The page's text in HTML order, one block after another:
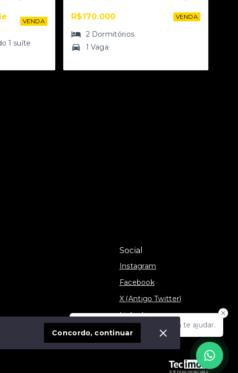
VENDA
1 suíte
R$170.000 VENDA
2 Dormitórios
1 Vaga
Olá! Estamos disponíveis para te ajudar.
Social
Instagram
Facebook
X (Antigo Twitter)
Linkedin
TikTok
SITE PARA IMOBILIARIA
Concordo, continuar